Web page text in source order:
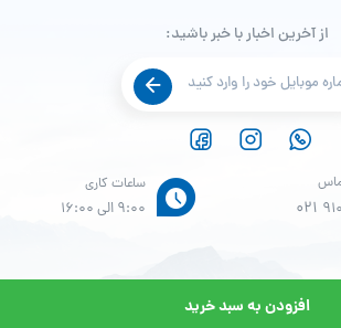
افزودن به سبد خرید
021
ساعات کاری
9:00 الی 16:00
از آخرین اخبار با خبر باشید:
سایت واحد انفورماتیک موسسه خیریه بهنام دهش پور